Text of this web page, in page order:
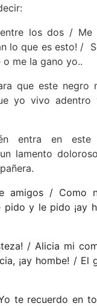
los dos / Me
lo que es esto! /
me la gano yo..
que este negro
yo vivo adentro
entra en este
lamento
amigos / Como
y le pido ¡ay
/ Alicia mi
¡ay hombe! / El
te recuerdo en